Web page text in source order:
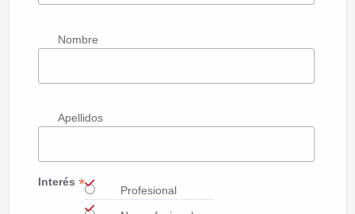
Nombre
Apellidos
Interés *
Profesional